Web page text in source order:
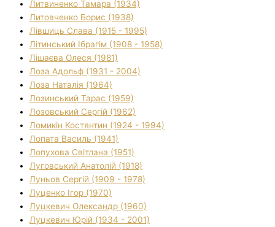
Литвиненко Тамара (1934)
Литовченко Борис (1938)
Лівшиць Слава (1915 - 1995)
Літинський Ібрагім (1908 - 1958)
Лішаєва Олеся (1981)
Лоза Адольф (1931 - 2004)
Лоза Наталія (1964)
Лозинський Тарас (1959)
Лозовський Сергій (1962)
Ломикін Костянтин (1924 - 1994)
Лопата Василь (1941)
Лопухова Світлана (1951)
Луговський Анатолій (1918)
Луньов Сергій (1909 - 1978)
Луценко Ігор (1970)
Луцкевич Олександр (1960)
Луцкевич Юрій (1934 - 2001)